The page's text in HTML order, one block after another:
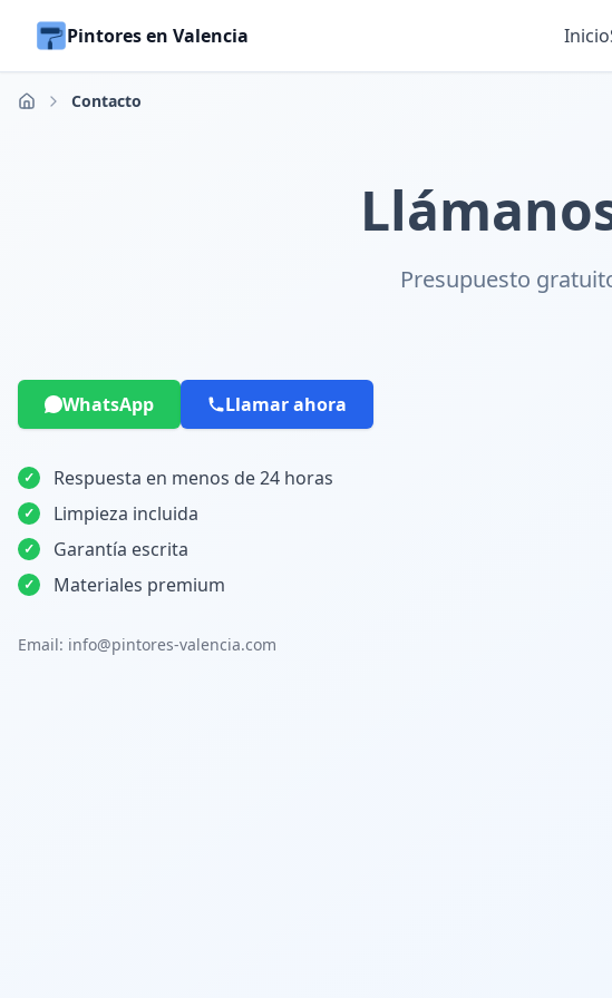
Pintores en Valencia Inicio
Inicio Contacto
Presupuesto
WhatsApp Llamar ahora
✓ Respuesta en menos de 24 horas
✓ Limpieza incluida
✓ Garantía escrita
✓ Materiales premium
Email: info@pintores-valencia.com